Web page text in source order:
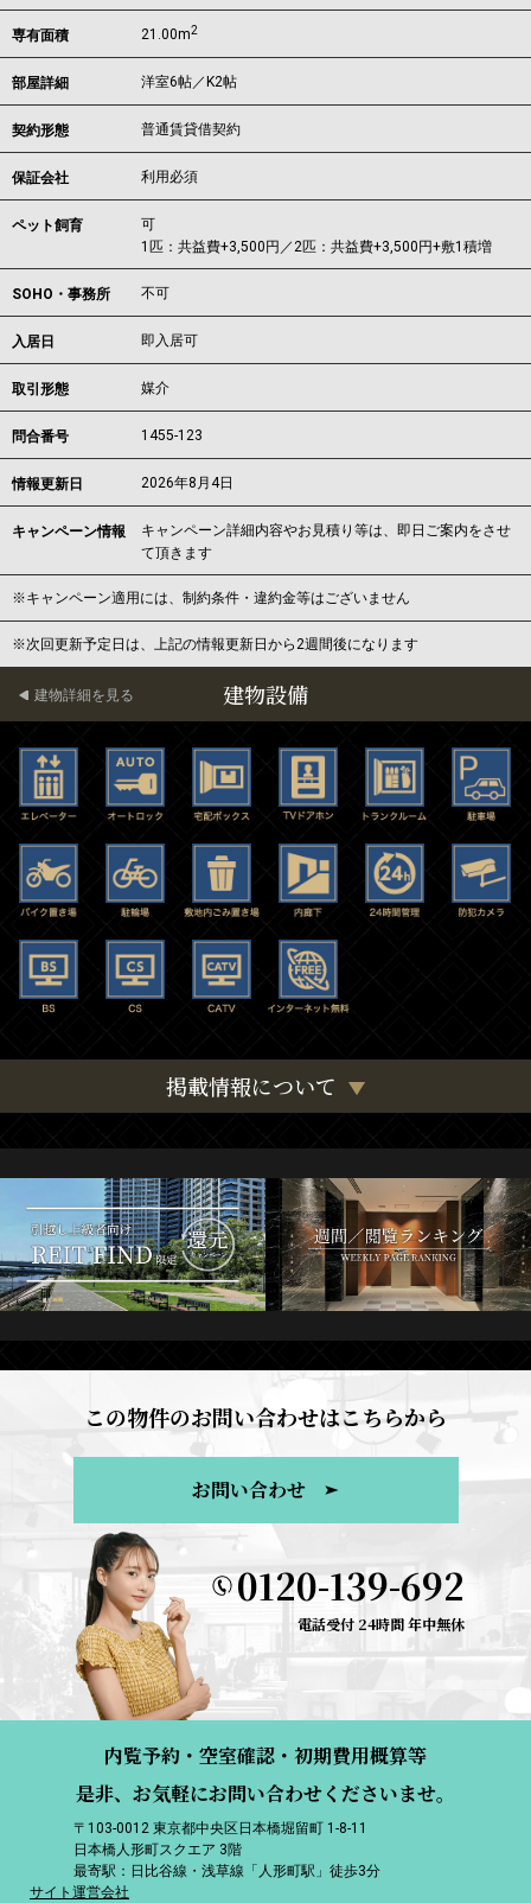
専有面積 21.00m2
部屋詳細 洋室6帖／K2帖
契約形態 普通賃貸借契約
保証会社 利用必須
ペット飼育
可
1匹：共益費+3,500円／2匹：共益費+3,500円+敷1積増
SOHO・事務所 不可
入居日 即入居可
取引形態 媒介
問合番号 1455-123
情報更新日 2026年8月4日
キャンペーン情報
キャンペーン詳細内容やお見積り等は、即日ご案内をさせ
て頂きます
※キャンペーン適用には、制約条件・違約金等はございません
※次回更新予定日は、上記の情報更新日から2週間後になります
建物設備
建物詳細を見る
掲載情報について
この物件のお問い合わせはこちらから
お問い合わせ
0120-139-692
電話受付 24時間 年中無休
内覧予約・空室確認・初期費用概算等
是非、お気軽にお問い合わせくださいませ。
〒103-0012 東京都中央区日本橋堀留町 1-8-11
日本橋人形町スクエア 3階
最寄駅：日比谷線・浅草線「人形町駅」徒歩3分
サイト運営会社